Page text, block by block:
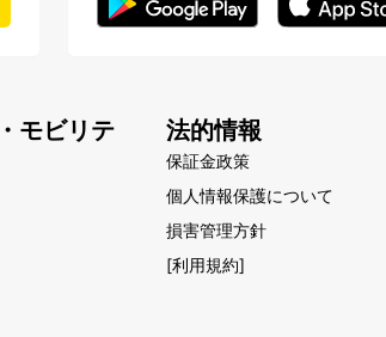
モビリテ
法的情報
保証金政策
個人情報保護について
損害管理方針
[利用規約]